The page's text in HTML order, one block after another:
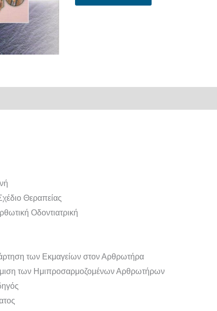
Θεραπείας
Οδοντιατρική
των Εκμαγείων στον Αρθρωτήρα
των Ημιπροσαρμοζομένων Αρθρωτήρων